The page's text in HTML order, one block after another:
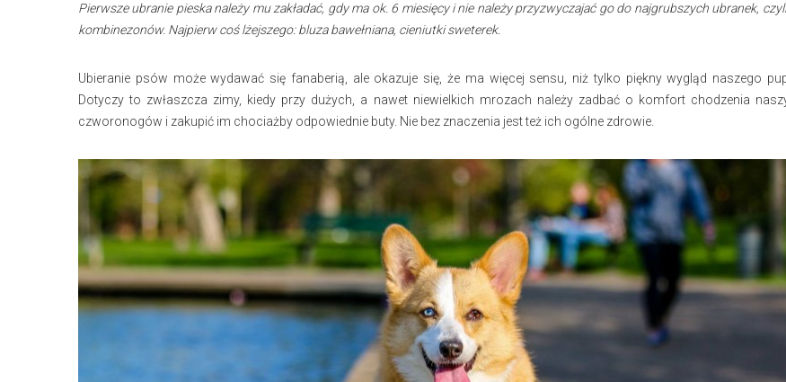
Pierwsze ubranie pieska należy mu zakładać, gdy ma ok. 6 miesięcy i nie należy przyzwyczajać go do najgrubszych ubranek,
kombinezonów. Najpierw coś lżejszego: bluza bawełniana, cieniutki sweterek.
Ubieranie psów może wydawać się fanaberią, ale okazuje się, że ma więcej sensu, niż tylko piękny wygląd naszego
Dotyczy to zwłaszcza zimy, kiedy przy dużych, a nawet niewielkich mrozach należy zadbać o komfort chodzenia
czworonogów i zakupić im chociażby odpowiednie buty. Nie bez znaczenia jest też ich ogólne zdrowie.